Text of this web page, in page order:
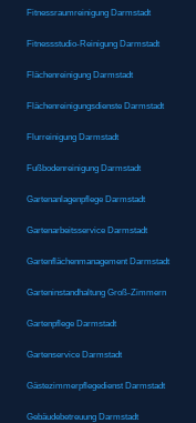
Fitnessraumreinigung Darmstadt
Fitnessstudio-Reinigung Darmstadt
Flächenreinigung Darmstadt
Flächenreinigungsdienste Darmstadt
Flurreinigung Darmstadt
Fußbodenreinigung Darmstadt
Gartenanlagenpflege Darmstadt
Gartenarbeitsservice Darmstadt
Gartenflächenmanagement Darmstadt
Garteninstandhaltung Groß-Zimmern
Gartenpflege Darmstadt
Gartenservice Darmstadt
Gästezimmerpflegedienst Darmstadt
Gebäudebetreuung Darmstadt